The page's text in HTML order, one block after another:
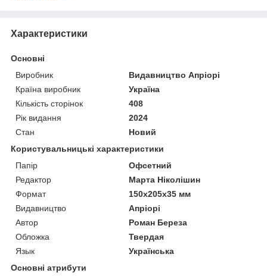
Характеристики
Основні
Виробник
Видавництво Апріорі
Країна виробник
Україна
Кількість сторінок
408
Рік видання
2024
Стан
Новий
Користувальницькі характеристики
Папір
Офсетний
Редактор
Марта Ніколішин
Формат
150х205х35 мм
Видавництво
Апріорі
Автор
Роман Береза
Обложка
Твердая
Язык
Українська
Основні атрибути